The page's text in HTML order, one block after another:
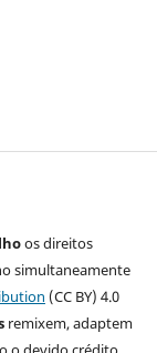
os direitos
simultaneamente
(CC BY) 4.0
remixem, adaptem